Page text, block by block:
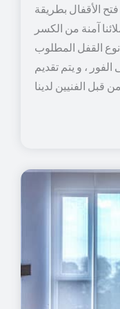
الأقفال بطريقة
آمنة من الكسر
القفل المطلوب
، و يتم تقديم